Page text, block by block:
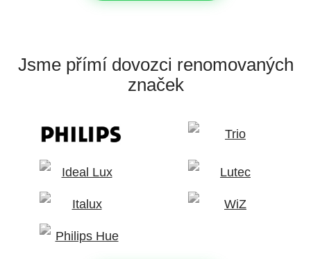
Jsme přímí dovozci renomovaných
značek